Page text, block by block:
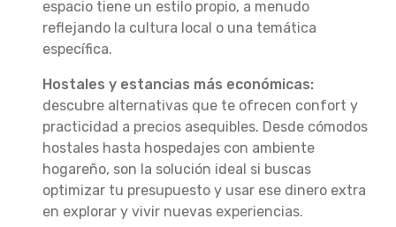
espacio tiene un estilo propio, a menudo
reflejando la cultura local o una temática
específica.
Hostales y estancias más económicas:
descubre alternativas que te ofrecen confort y
practicidad a precios asequibles. Desde cómodos
hostales hasta hospedajes con ambiente
hogareño, son la solución ideal si buscas
optimizar tu presupuesto y usar ese dinero extra
en explorar y vivir nuevas experiencias.